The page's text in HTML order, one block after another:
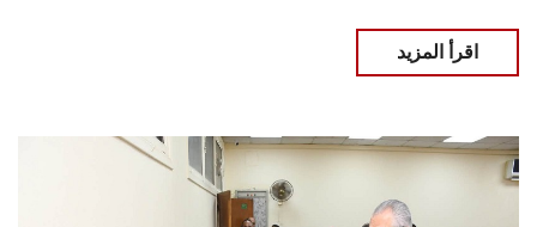
اقرأ المزيد